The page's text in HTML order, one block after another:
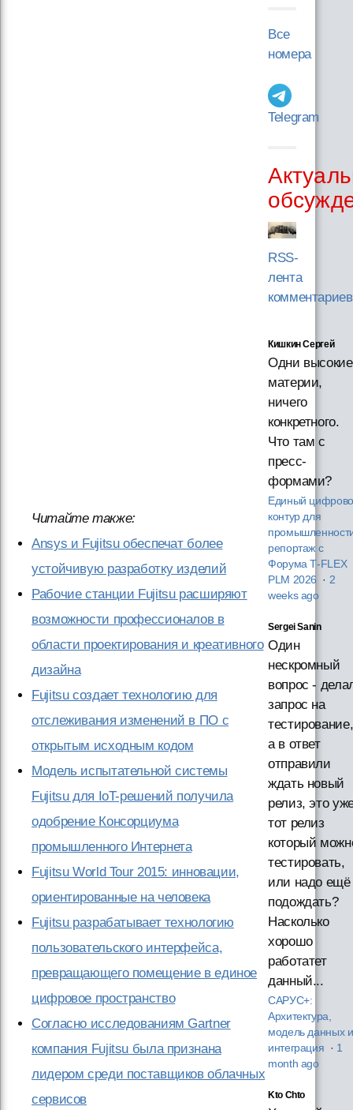
Читайте также:
Ansys и Fujitsu обеспечат более
устойчивую разработку изделий
Рабочие станции Fujitsu расширяют
возможности профессионалов в
области проектирования и креативного
дизайна
Fujitsu создает технологию для
отслеживания изменений в ПО с
открытым исходным кодом
Модель испытательной системы
Fujitsu для IoT-решений получила
одобрение Консорциума
промышленного Интернета
Fujitsu World Tour 2015: инновации,
ориентированные на человека
Fujitsu разрабатывает технологию
пользовательского интерфейса,
превращающего помещение в единое
цифровое пространство
Согласно исследованиям Gartner
компания Fujitsu была признана
лидером среди поставщиков облачных
сервисов
Все
номера
Telegram
RSS-
лента
комментариев
Кишкин Сергей
Одни высокие
материи,
ничего
конкретного.
Что там с
пресс-
формами?
Единый
контур для
репортаж с
Форума T‑FLEX
PLM 2026 · 2
weeks ago
Sergei Sanin
Один
нескромный
вопрос -
запрос на
тестирование,
а в ответ
отправили
ждать новый
релиз, это
тот релиз
который
тестировать,
или надо ещё
подождать?
Насколько
хорошо
работатет
данный...
САРУС+:
Архитектура,
модель данных и
интеграция · 1
month ago
Kto Chto